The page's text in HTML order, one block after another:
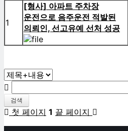
1
[형사] 아파트 주차장
운전으로 음주운전 적발된
의뢰인, 선고유예 선처 성공
검색
첫 페이지 1 끝 페이지